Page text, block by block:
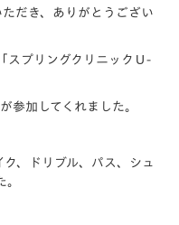
だき、ありがとうござい
スプリングクリニックＵ-
参加してくれました。
、ドリブル、パス、シュ